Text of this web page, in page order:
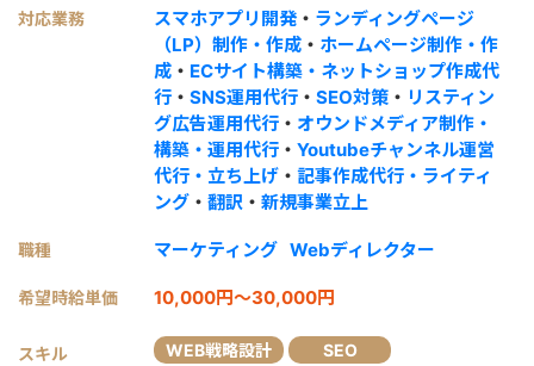
対応業務 スマホアプリ開発 ・ ランディングページ
（LP）制作・作成 ・ ホームページ制作・作
成 ・ ECサイト構築・ネットショップ作成代
行 ・ SNS運用代行 ・ SEO対策 ・ リスティン
グ広告運用代行 ・ オウンドメディア制作・
構築・運用代行 ・ Youtubeチャンネル運営
代行・立ち上げ ・ 記事作成代行・ライティ
ング ・ 翻訳 ・ 新規事業立上
職種 マーケティング Webディレクター
希望時給単価 10,000円～30,000円
スキル WEB戦略設計
SEO